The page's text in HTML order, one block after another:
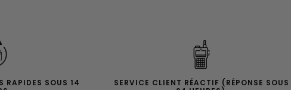
RAPIDES SOUS 14
SERVICE CLIENT RÉACTIF (RÉPONSE SOUS